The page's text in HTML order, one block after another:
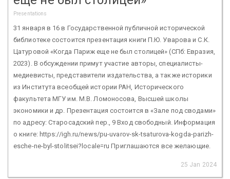
Presentations
31 января в 16 в Государственной публичной исторической
библиотеке состоится презентация книги П.Ю. Уварова и С.К.
Цатуровой «Когда Париж еще не был столицей» (СПб: Евразия,
2023). В обсуждении примут участие авторы, специалисты-
медиевисты, представители издательства, а также историки
из Института всеобщей истории РАН, Исторического
факультета МГУ им. М.В. Ломоносова, Высшей школы
экономики и др. Презентация состоится в «Зале под сводами»
по адресу: Старосадский пер., 9 Вход свободный. Информация
о книге: https://igh.ru/news/pu-uvarov-sk-tsaturova-kogda-parizh-
esche-ne-byl-stolitsei?locale=ru Приглашаются все желающие.
25 Jan 2024